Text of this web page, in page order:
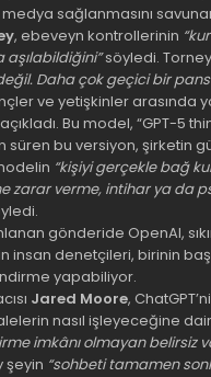
sağlanmasını
, ebeveyn kontrollerinin
söyledi.
Daha çok geçici bir
ve yetişkinler arasında
Bu model, “GPT-5
süren bu versiyon, şirketin
“kişiyi gerçekle bağ
zarar verme, intihar ya da
gönderide OpenAI,
insan denetçileri, birinin
yapabiliyor.
Jared Moore,
nasıl işleyeceğine dair
imkânı olmayan belirsiz
şeyin “sohbeti tamamen